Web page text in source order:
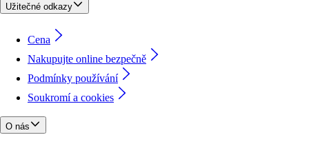
Užitečné odkazy
Cena
Nakupujte online bezpečně
Podmínky používání
Soukromí a cookies
O nás